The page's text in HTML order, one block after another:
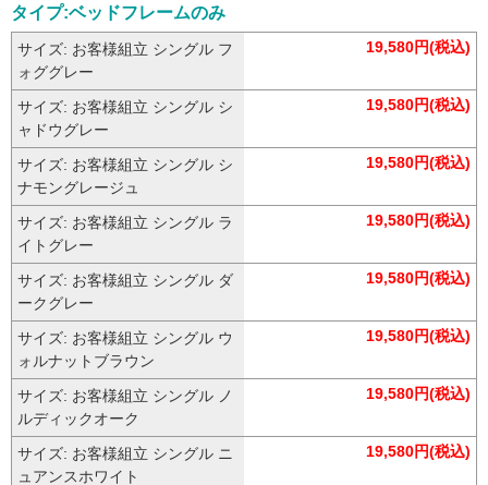
タイプ:ベッドフレームのみ
サイズ: お客様組立 シングル フ
ォググレー
19,580円(税込)
サイズ: お客様組立 シングル シ
ャドウグレー
19,580円(税込)
サイズ: お客様組立 シングル シ
ナモングレージュ
19,580円(税込)
サイズ: お客様組立 シングル ラ
イトグレー
19,580円(税込)
サイズ: お客様組立 シングル ダ
ークグレー
19,580円(税込)
サイズ: お客様組立 シングル ウ
ォルナットブラウン
19,580円(税込)
サイズ: お客様組立 シングル ノ
ルディックオーク
19,580円(税込)
サイズ: お客様組立 シングル ニ
ュアンスホワイト
19,580円(税込)